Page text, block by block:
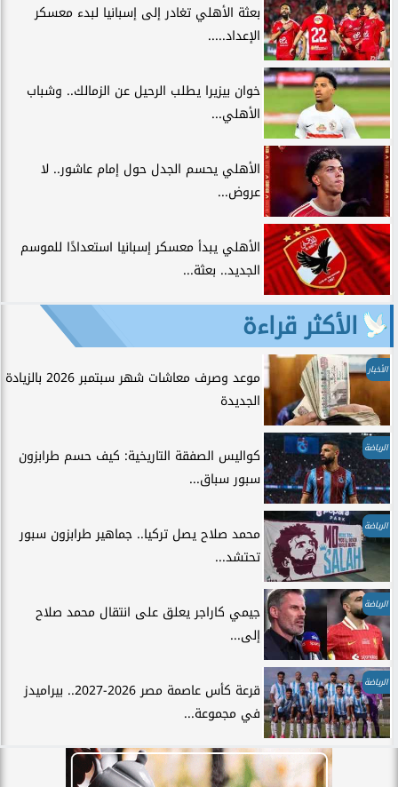
بعثة الأهلي تغادر إلى إسبانيا لبدء معسكر
الإعداد.....
خوان بيزيرا يطلب الرحيل عن الزمالك.. وشباب
الأهلي...
الأهلي يحسم الجدل حول إمام عاشور.. لا
عروض...
الأهلي يبدأ معسكر إسبانيا استعدادًا للموسم
الجديد.. بعثة...
الأكثر قراءة
الأخبار
موعد وصرف معاشات شهر سبتمبر 2026 بالزيادة
الجديدة
الرياضة
كواليس الصفقة التاريخية: كيف حسم طرابزون
سبور سباق...
الرياضة
محمد صلاح يصل تركيا.. جماهير طرابزون سبور
تحتشد...
الرياضة
جيمي كاراجر يعلق على انتقال محمد صلاح
إلى...
الرياضة
قرعة كأس عاصمة مصر 2026-2027.. بيراميدز
في مجموعة...